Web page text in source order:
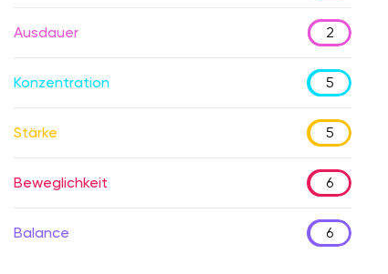
Ausdauer 2
Konzentration 5
Stärke 5
Beweglichkeit 6
Balance 6